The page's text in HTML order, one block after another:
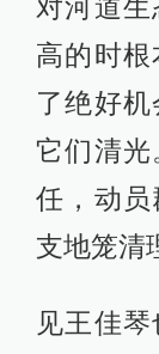
对河道
高的时
了绝好
它们清
任，动
支地笼清
见王佳